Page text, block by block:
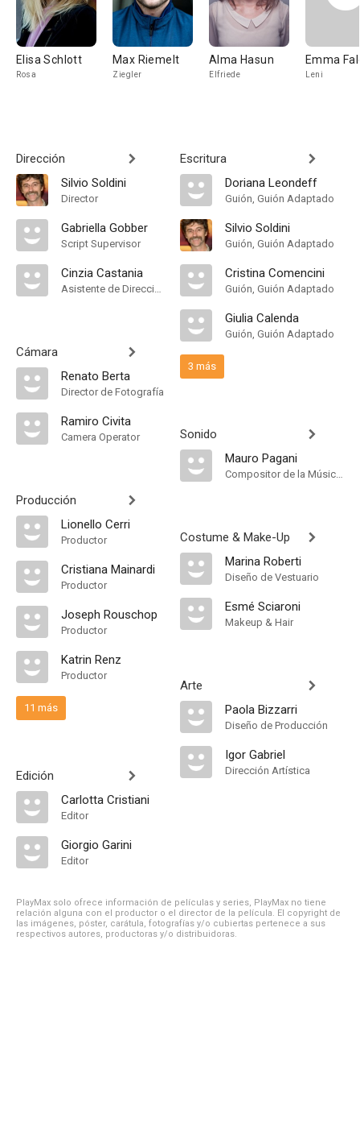
Elisa Schlott
Rosa
Max Riemelt
Ziegler
Alma Hasun
Elfriede
Emma
Leni
Dirección
Silvio Soldini
Director
Gabriella Gobber
Script Supervisor
Cinzia Castania
Asistente de Dirección
Cámara
Renato Berta
Director de Fotografía
Ramiro Civita
Camera Operator
Producción
Lionello Cerri
Productor
Cristiana Mainardi
Productor
Joseph Rouschop
Productor
Katrin Renz
Productor
11 más
Edición
Carlotta Cristiani
Editor
Giorgio Garini
Editor
Escritura
Doriana Leondeff
Guión, Guión Adaptado
Silvio Soldini
Guión, Guión Adaptado
Cristina Comencini
Guión, Guión Adaptado
Giulia Calenda
Guión, Guión Adaptado
3 más
Sonido
Mauro Pagani
Compositor de la Música Original, Música
Costume & Make-Up
Marina Roberti
Diseño de Vestuario
Esmé Sciaroni
Makeup & Hair
Arte
Paola Bizzarri
Diseño de Producción
Igor Gabriel
Dirección Artística
PlayMax solo ofrece información de películas y series, PlayMax no tiene
relación alguna con el productor o el director de la película. El copyright de
las imágenes, póster, carátula, fotografías y/o cubiertas pertenece a sus
respectivos autores, productoras y/o distribuidoras.